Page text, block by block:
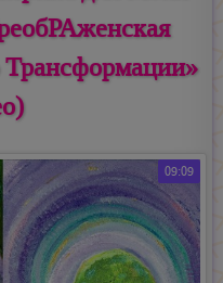
Трансформации»
09:09